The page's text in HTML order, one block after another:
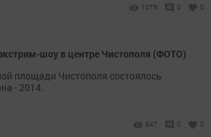
1076 0 0
шоу в центре Чистополя (ФОТО)
площади Чистополя состоялось
- 2014.
847 0 0